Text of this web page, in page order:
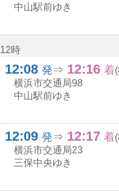
中山駅前ゆき
12時
12:08 12じ 8ふん
発⇒ 12:16 着
横浜市交通局98
中山駅前ゆき
12:09 12じ 9ふん
発⇒ 12:17 着
横浜市交通局23
三保中央ゆき